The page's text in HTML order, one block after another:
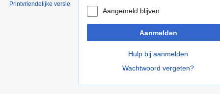
Aangemeld blijven
Aanmelden
Hulp bij aanmelden
Wachtwoord vergeten?
Printvriendelijke versie